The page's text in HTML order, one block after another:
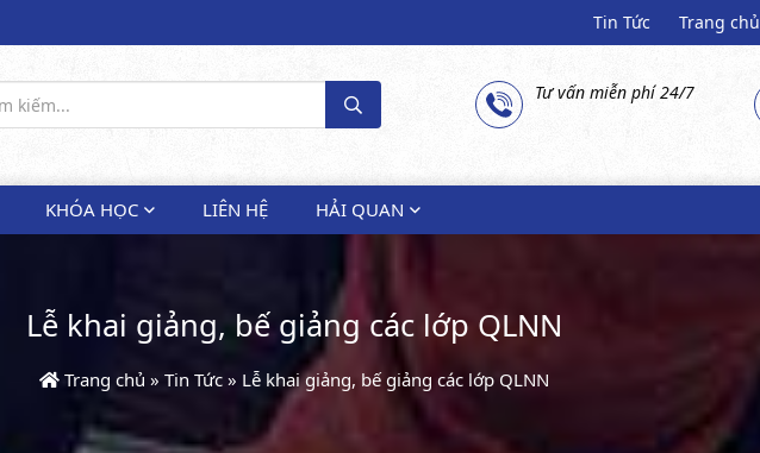
Tin Tức Trang chủ
Tư vấn miễn phí 24/7
KHÓA HỌC LIÊN HỆ HẢI QUAN
Lễ khai giảng, bế giảng các lớp QLNN
Trang chủ » Tin Tức » Lễ khai giảng, bế giảng các lớp QLNN